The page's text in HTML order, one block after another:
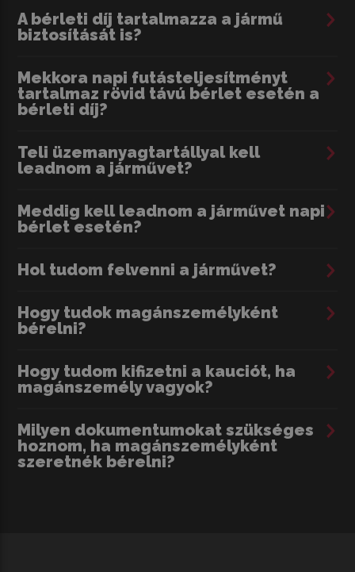
A bérleti díj tartalmazza a jármű
biztosítását is?
Mekkora napi futásteljesítményt
tartalmaz rövid távú bérlet esetén a
bérleti díj?
Teli üzemanyagtartállyal kell
leadnom a járművet?
Meddig kell leadnom a járművet napi
bérlet esetén?
Hol tudom felvenni a járművet?
Hogy tudok magánszemélyként
bérelni?
Hogy tudom kifizetni a kauciót, ha
magánszemély vagyok?
Milyen dokumentumokat szükséges
hoznom, ha magánszemélyként
szeretnék bérelni?